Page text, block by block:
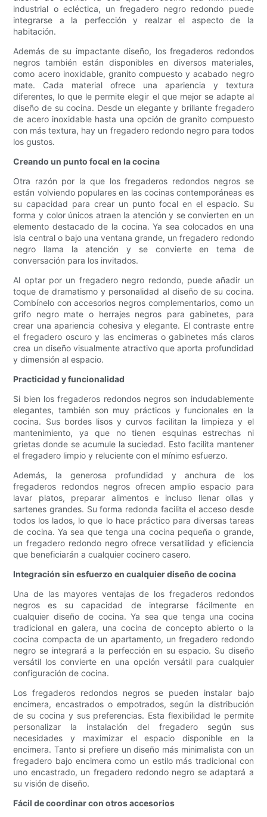
industrial o ecléctica, un fregadero negro redondo puede
integrarse a la perfección y realzar el aspecto de la
habitación.
Además de su impactante diseño, los fregaderos redondos
negros también están disponibles en diversos materiales,
como acero inoxidable, granito compuesto y acabado negro
mate. Cada material ofrece una apariencia y textura
diferentes, lo que le permite elegir el que mejor se adapte al
diseño de su cocina. Desde un elegante y brillante fregadero
de acero inoxidable hasta una opción de granito compuesto
con más textura, hay un fregadero redondo negro para todos
los gustos.
Creando un punto focal en la cocina
Otra razón por la que los fregaderos redondos negros se
están volviendo populares en las cocinas contemporáneas es
su capacidad para crear un punto focal en el espacio. Su
forma y color únicos atraen la atención y se convierten en un
elemento destacado de la cocina. Ya sea colocados en una
isla central o bajo una ventana grande, un fregadero redondo
negro llama la atención y se convierte en tema de
conversación para los invitados.
Al optar por un fregadero negro redondo, puede añadir un
toque de dramatismo y personalidad al diseño de su cocina.
Combínelo con accesorios negros complementarios, como un
grifo negro mate o herrajes negros para gabinetes, para
crear una apariencia cohesiva y elegante. El contraste entre
el fregadero oscuro y las encimeras o gabinetes más claros
crea un diseño visualmente atractivo que aporta profundidad
y dimensión al espacio.
Practicidad y funcionalidad
Si bien los fregaderos redondos negros son indudablemente
elegantes, también son muy prácticos y funcionales en la
cocina. Sus bordes lisos y curvos facilitan la limpieza y el
mantenimiento, ya que no tienen esquinas estrechas ni
grietas donde se acumule la suciedad. Esto facilita mantener
el fregadero limpio y reluciente con el mínimo esfuerzo.
Además, la generosa profundidad y anchura de los
fregaderos redondos negros ofrecen amplio espacio para
lavar platos, preparar alimentos e incluso llenar ollas y
sartenes grandes. Su forma redonda facilita el acceso desde
todos los lados, lo que lo hace práctico para diversas tareas
de cocina. Ya sea que tenga una cocina pequeña o grande,
un fregadero redondo negro ofrece versatilidad y eficiencia
que beneficiarán a cualquier cocinero casero.
Integración sin esfuerzo en cualquier diseño de cocina
Una de las mayores ventajas de los fregaderos redondos
negros es su capacidad de integrarse fácilmente en
cualquier diseño de cocina. Ya sea que tenga una cocina
tradicional en galera, una cocina de concepto abierto o la
cocina compacta de un apartamento, un fregadero redondo
negro se integrará a la perfección en su espacio. Su diseño
versátil los convierte en una opción versátil para cualquier
configuración de cocina.
Los fregaderos redondos negros se pueden instalar bajo
encimera, encastrados o empotrados, según la distribución
de su cocina y sus preferencias. Esta flexibilidad le permite
personalizar la instalación del fregadero según sus
necesidades y maximizar el espacio disponible en la
encimera. Tanto si prefiere un diseño más minimalista con un
fregadero bajo encimera como un estilo más tradicional con
uno encastrado, un fregadero redondo negro se adaptará a
su visión de diseño.
Fácil de coordinar con otros accesorios